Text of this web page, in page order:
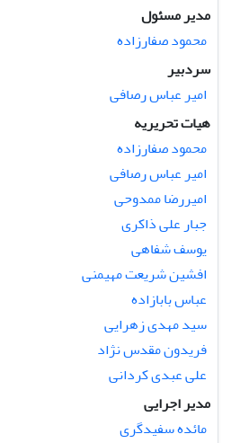
مدیر مسئول
محمود صفارزاده
سردبیر
امیر عباس رصافی
هیات تحریریه
محمود صفارزاده
امیر عباس رصافی
امیررضا ممدوحی
جبار علی ذاکری
یوسف شفاهی
افشین شریعت مهیمنی
عباس بابازاده
سید مهدی زهرایی
فریدون مقدس نژاد
علی عبدی کردانی
مدیر اجرایی
مائده سفیدگری